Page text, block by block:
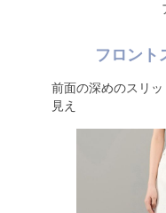
フロント
前面の深めのスリ
見え